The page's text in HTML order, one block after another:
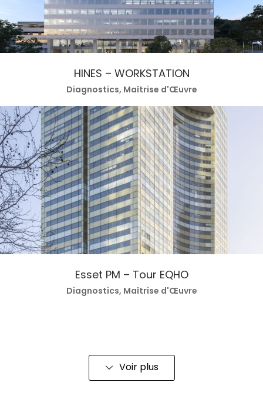
HINES – WORKSTATION
Diagnostics, Maîtrise d'Œuvre
Esset PM – Tour EQHO
Diagnostics, Maîtrise d'Œuvre
Voir plus